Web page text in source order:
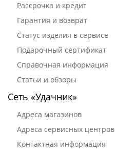
Рассрочка и кредит
Гарантия и возврат
Статус изделия в сервисе
Подарочный сертификат
Справочная информация
Статьи и обзоры
Сеть «Удачник»
Адреса магазинов
Адреса сервисных центров
Контактная информация